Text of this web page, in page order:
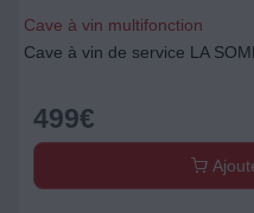
Cave à vin multifonction
Cave à vin de service LA
499€